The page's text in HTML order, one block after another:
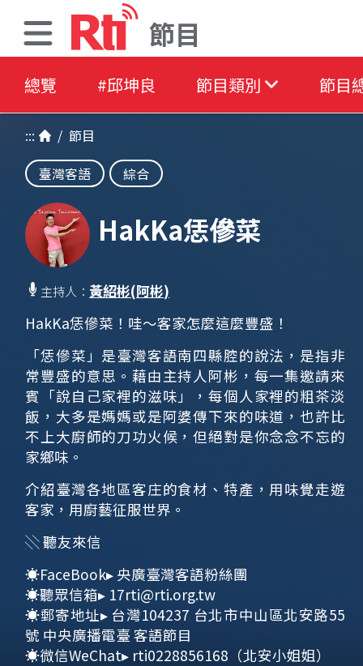
節目
總覽 #邱坤良 節目類別 節目
::: / 節目
臺灣客語
綜合
HakKa恁傪菜
主持人： 黃紹彬(阿彬)
HakKa恁傪菜！哇～客家怎麼這麼豐盛！
「恁傪菜」是臺灣客語南四縣腔的說法，是指非
常豐盛的意思。藉由主持人阿彬，每一集邀請來
賓「說自己家裡的滋味」，每個人家裡的粗茶淡
飯，大多是媽媽或是阿婆傳下來的味道，也許比
不上大廚師的刀功火候，但絕對是你念念不忘的
家鄉味。
介紹臺灣各地區客庄的食材、特產，用味覺走遊
客家，用廚藝征服世界。
░ 聽友來信
☀FaceBook▸ 央廣臺灣客語粉絲團
☀聽眾信箱▸ 17rti@rti.org.tw
☀郵寄地址▸ 台灣104237 台北市中山區北安路55
號 中央廣播電臺 客語節目
☀微信WeChat▸ rti0228856168（北安小姐姐）